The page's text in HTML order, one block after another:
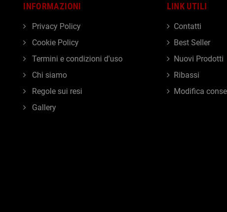
LINK UTILI
Contatti
Best Seller
Nuovi Prodotti
Ribassi
Modifica
INFORMAZIONI
Privacy Policy
Cookie Policy
Termini e condizioni d'uso
Chi siamo
Regole sui resi
Gallery